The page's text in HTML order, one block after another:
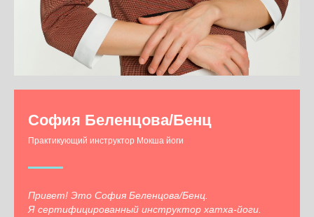
София Беленцова/Бенц
Практикующий инструктор Мокша йоги
Привет! Это София Беленцова/Бенц.
Я сертифицированный инструктор хатха-йоги.